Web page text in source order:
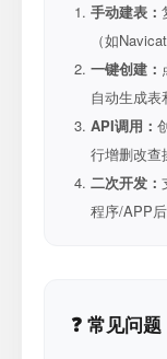
手动建表：
（如
一键创建：
自动生成
API调用：
行增删改查
二次开发：
程序/APP
❓ 常见问题